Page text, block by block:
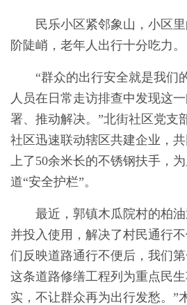
民乐小区紧邻象山，小区
阶陡峭，老年人出行十分吃力。
“群众的出行安全就是我们
人员在日常走访排查中发现这
署、推动解决。”北街社区党支
社区迅速联动辖区共建企业，
上了50余米长的不锈钢扶手，
道“安全护栏”。
最近，郭镇木瓜院村的柏
并投入使用，解决了村民通行
们反映道路通行不便后，我们
这条道路修缮工程列为重点民
实，不让群众再为出行发愁。”